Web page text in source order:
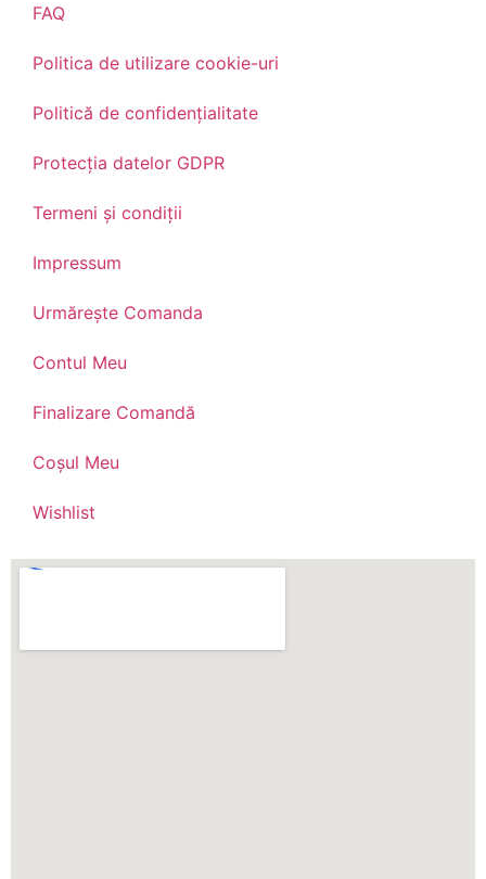
FAQ
Politica de utilizare cookie-uri
Politică de confidențialitate
Protecția datelor GDPR
Termeni și condiții
Impressum
Urmărește Comanda
Contul Meu
Finalizare Comandă
Coșul Meu
Wishlist